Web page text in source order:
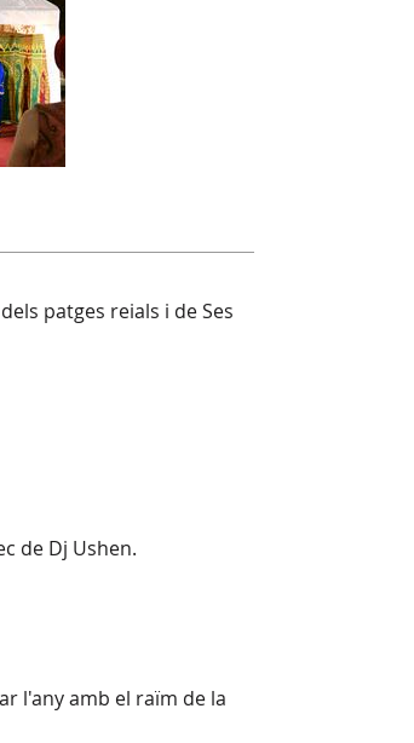
patges reials i de Ses
de Dj Ushen.
l'any amb el raïm de la